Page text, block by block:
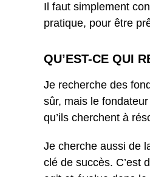
Il faut simplement
pratique, pour être
QU’EST-CE QUI
Je recherche des
sûr, mais le
qu’ils cherchent à
Je cherche aussi de
clé de succès. C’est